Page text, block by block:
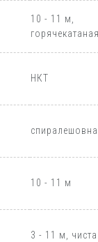
10 - 11 м,
НКТ
10 - 11 м
3 - 11 м,